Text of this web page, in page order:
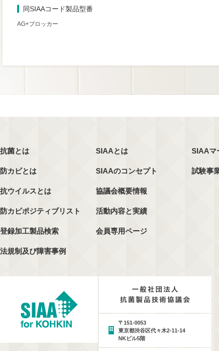
同SIAAコード製品型番
AG+ブロッカー
抗菌とは
防カビとは
抗ウイルスとは
防カビポジティブリスト
登録加工製品検索
法規制及び障害事例
SIAAとは
SIAAのコンセプト
協議会概要情報
活動内容と実績
会員専用ページ
SIAAマ
試験事
〒151-0053
東京都渋谷区代々木2-11-14
NKビル5階